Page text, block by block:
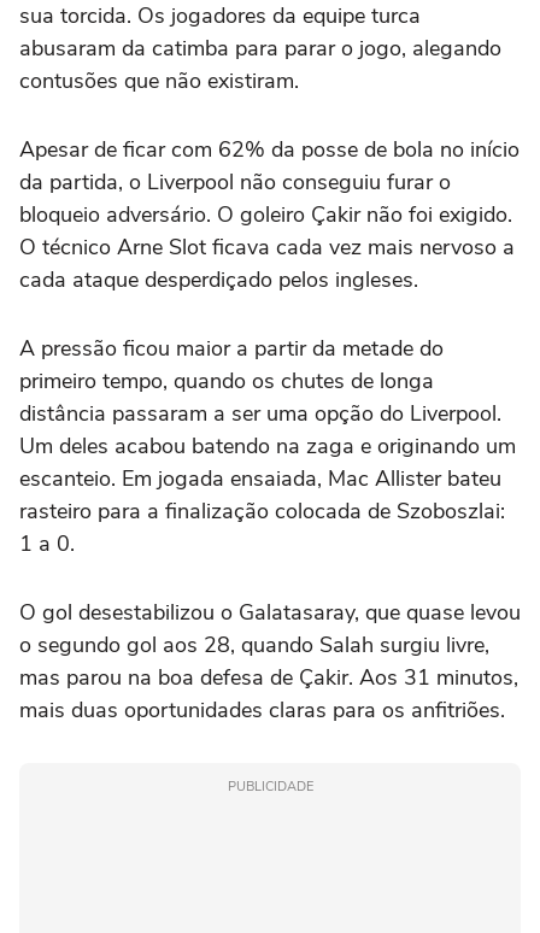
sua torcida. Os jogadores da equipe turca
abusaram da catimba para parar o jogo, alegando
contusões que não existiram.
Apesar de ficar com 62% da posse de bola no início
da partida, o Liverpool não conseguiu furar o
bloqueio adversário. O goleiro Çakir não foi exigido.
O técnico Arne Slot ficava cada vez mais nervoso a
cada ataque desperdiçado pelos ingleses.
A pressão ficou maior a partir da metade do
primeiro tempo, quando os chutes de longa
distância passaram a ser uma opção do Liverpool.
Um deles acabou batendo na zaga e originando um
escanteio. Em jogada ensaiada, Mac Allister bateu
rasteiro para a finalização colocada de Szoboszlai:
1 a 0.
O gol desestabilizou o Galatasaray, que quase levou
o segundo gol aos 28, quando Salah surgiu livre,
mas parou na boa defesa de Çakir. Aos 31 minutos,
mais duas oportunidades claras para os anfitriões.
PUBLICIDADE